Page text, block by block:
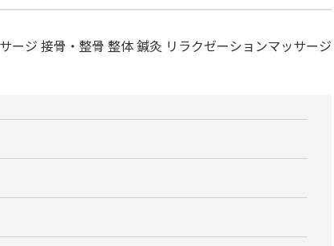
ージ 接骨・整骨 整体 鍼灸 リラクゼーションマッサージ